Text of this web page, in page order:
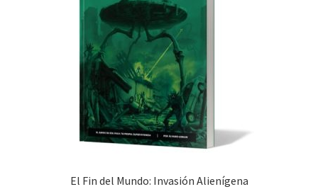
El Fin del Mundo: Invasión Alienígena